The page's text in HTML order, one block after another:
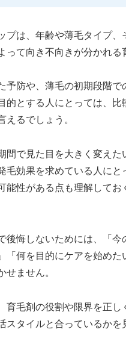
プは、年齢や薄毛タイプ、
って向き不向きが分かれる
予防や、薄毛の初期段階で
的とする人にとっては、比
えるでしょう。
間で見た目を大きく変えた
毛効果を求めている人にと
能性がある点も理解してお
後悔しないためには、「今
「何を目的にケアを始めた
せません。
育毛剤の役割や限界を正し
スタイルと合っているかを